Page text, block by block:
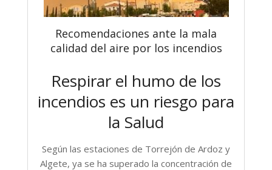
Recomendaciones ante la mala
calidad del aire por los incendios
Respirar el humo de los
incendios es un riesgo para
la Salud
Según las estaciones de Torrejón de Ardoz y
Algete, ya se ha superado la concentración de